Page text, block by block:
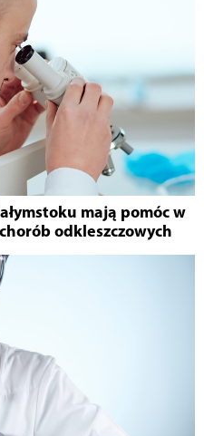
mają pomóc w
odkleszczowych